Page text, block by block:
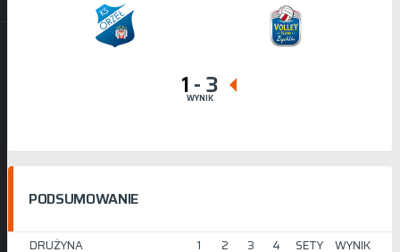
1-3
WYNIK
PODSUMOWANIE
DRUŻYNA 1 2 3 4 SETY
WYNIK